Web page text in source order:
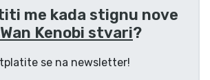
me kada stignu nove
Kenobi stvari?
se na newsletter!